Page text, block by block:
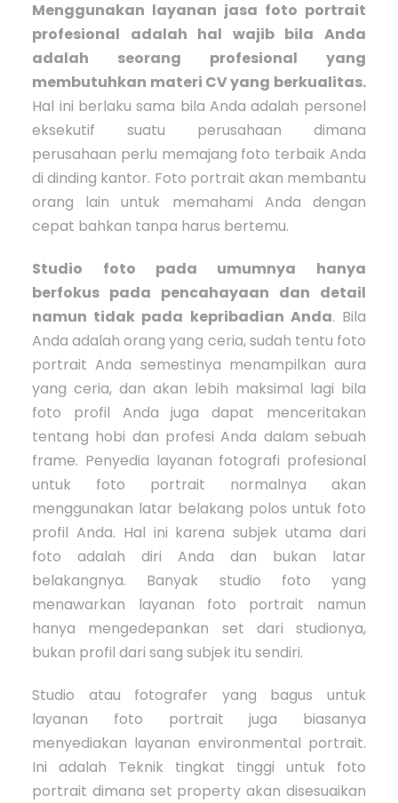
Menggunakan layanan jasa foto portrait
profesional adalah hal wajib bila Anda
adalah seorang profesional yang
membutuhkan materi CV yang berkualitas.
Hal ini berlaku sama bila Anda adalah personel
eksekutif suatu perusahaan dimana
perusahaan perlu memajang foto terbaik Anda
di dinding kantor. Foto portrait akan membantu
orang lain untuk memahami Anda dengan
cepat bahkan tanpa harus bertemu.
Studio foto pada umumnya hanya
berfokus pada pencahayaan dan detail
namun tidak pada kepribadian Anda. Bila
Anda adalah orang yang ceria, sudah tentu foto
portrait Anda semestinya menampilkan aura
yang ceria, dan akan lebih maksimal lagi bila
foto profil Anda juga dapat menceritakan
tentang hobi dan profesi Anda dalam sebuah
frame. Penyedia layanan fotografi profesional
untuk foto portrait normalnya akan
menggunakan latar belakang polos untuk foto
profil Anda. Hal ini karena subjek utama dari
foto adalah diri Anda dan bukan latar
belakangnya. Banyak studio foto yang
menawarkan layanan foto portrait namun
hanya mengedepankan set dari studionya,
bukan profil dari sang subjek itu sendiri.
Studio atau fotografer yang bagus untuk
layanan foto portrait juga biasanya
menyediakan layanan environmental portrait.
Ini adalah Teknik tingkat tinggi untuk foto
portrait dimana set property akan disesuaikan